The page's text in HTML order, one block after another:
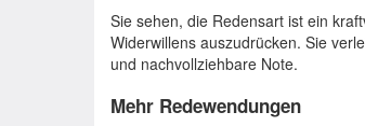
Sie sehen, die Redensart ist ein
Widerwillens auszudrücken. Sie
und nachvollziehbare Note.
Mehr Redewendungen